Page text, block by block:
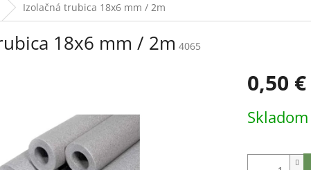
Izolačná trubica 18x6 mm / 2m
18x6 mm / 2m 4065
0,50 €
cena:
Skladom